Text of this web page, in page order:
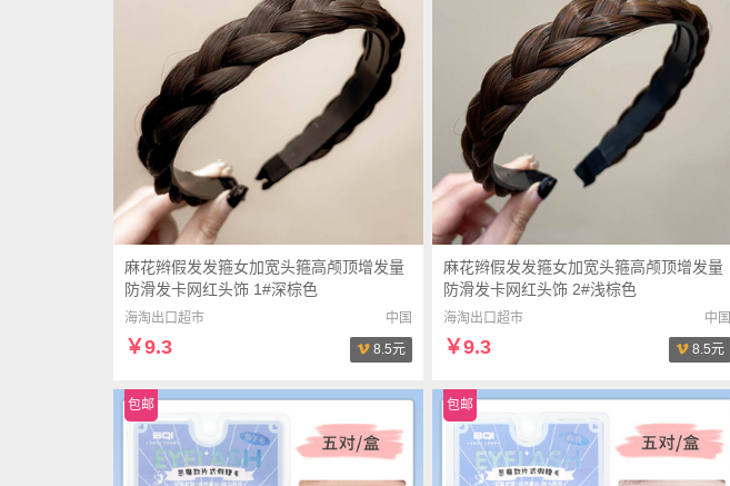
麻花辫假发发箍女加宽头箍高颅顶增发量
防滑发卡网红头饰 1#深棕色
海淘出口超市 中国
￥9.3 8.5元
麻花辫假发发箍女加宽头箍高颅顶增发量
防滑发卡网红头饰 2#浅棕色
海淘出口超市 中国
￥9.3 8.5元
包邮 包邮